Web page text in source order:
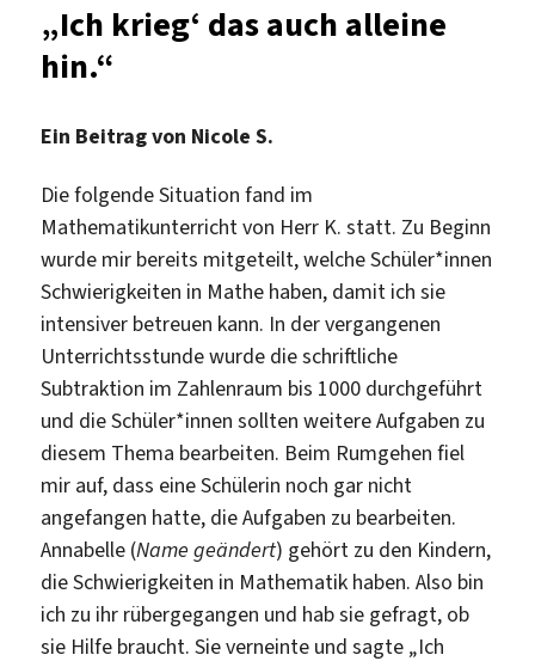
einen
Aufgaben
Sitznachbarn
warf,
wurde
mir
klar,
warum
Max
sich
so
schwer
tat.“
„Ich krieg‘ das auch alleine
hin.“
Ein Beitrag von Nicole S.
Die folgende Situation fand im
Mathematikunterricht von Herr K. statt. Zu Beginn
wurde mir bereits mitgeteilt, welche Schüler*innen
Schwierigkeiten in Mathe haben, damit ich sie
intensiver betreuen kann. In der vergangenen
Unterrichtsstunde wurde die schriftliche
Subtraktion im Zahlenraum bis 1000 durchgeführt
und die Schüler*innen sollten weitere Aufgaben zu
diesem Thema bearbeiten. Beim Rumgehen fiel
mir auf, dass eine Schülerin noch gar nicht
angefangen hatte, die Aufgaben zu bearbeiten.
Annabelle (Name geändert) gehört zu den Kindern,
die Schwierigkeiten in Mathematik haben. Also bin
ich zu ihr rübergegangen und hab sie gefragt, ob
sie Hilfe braucht. Sie verneinte und sagte „Ich